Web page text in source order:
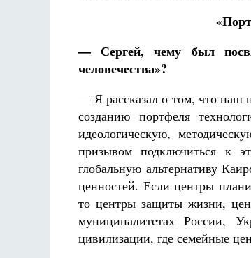
— Сергей, чему был
человечества»?
— Я рассказал о том, что наш
созданию портфеля
идеологическую,
призывом подключиться к
глобальную альтернативу
ценностей. Если центры
то центры защиты жизни,
муниципалитетах России,
цивилизации, где семейные